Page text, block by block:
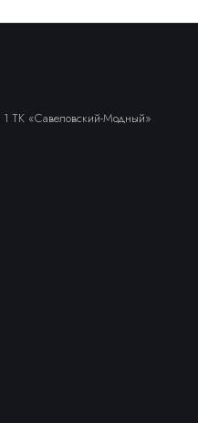
ТК «Савеловский-Модный»